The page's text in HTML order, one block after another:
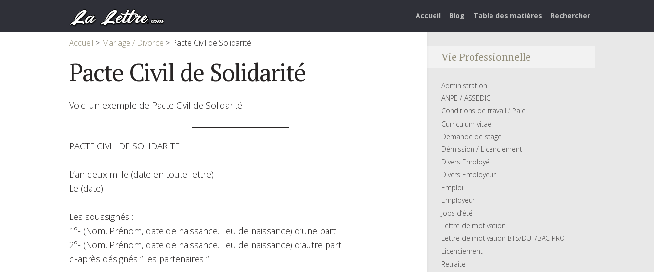
Accueil Blog Table des matières Rechercher
Accueil > Mariage / Divorce > Pacte Civil de Solidarité
Pacte Civil de Solidarité
Voici un exemple de Pacte Civil de Solidarité
PACTE CIVIL DE SOLIDARITE
L’an deux mille (date en toute lettre)
Le (date)
Les soussignés :
1°- (Nom, Prénom, date de naissance, lieu de naissance) d’une part
2°- (Nom, Prénom, date de naissance, lieu de naissance) d’autre part
ci-après désignés ” les partenaires “
Vie Professionnelle
Administration
ANPE / ASSEDIC
Conditions de travail / Paie
Curriculum vitae
Demande de stage
Démission / Licenciement
Divers Employé
Divers Employeur
Emploi
Employeur
Jobs d’été
Lettre de motivation
Lettre de motivation BTS/DUT/BAC PRO
Licenciement
Retraite